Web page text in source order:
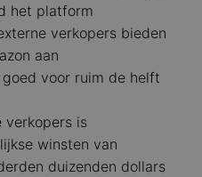
het platform
verkopers bieden
aan
voor ruim de helft
verkopers is
winsten van
duizenden dollars